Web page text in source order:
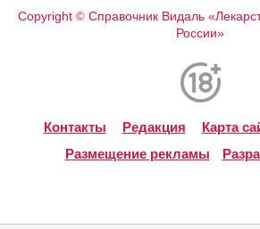
Copyright ©Справочник Видаль
России»
Контакты Редакция Карта
Размещение рекламы